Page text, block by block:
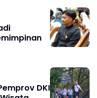
DKI